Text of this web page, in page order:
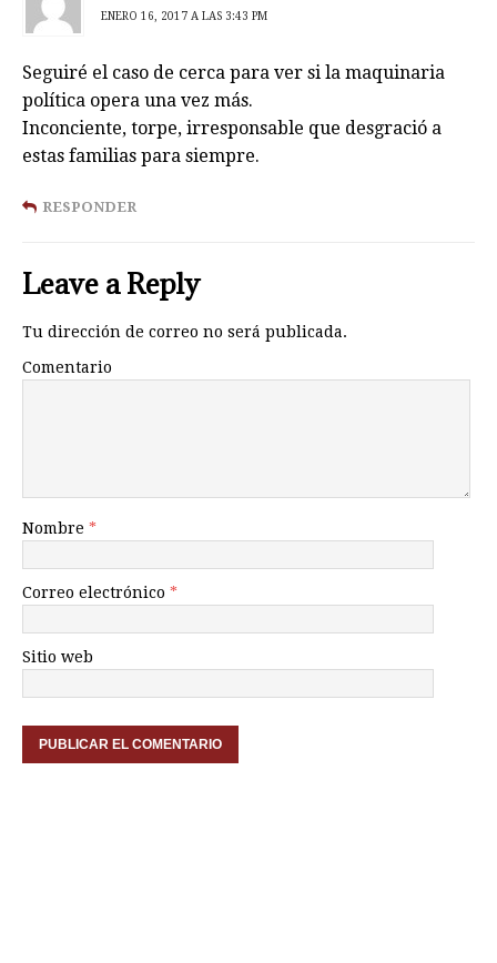
ENERO 16, 2017 A LAS 3:43 PM
Seguiré el caso de cerca para ver si la maquinaria
política opera una vez más.
Inconciente, torpe, irresponsable que desgració a
estas familias para siempre.
RESPONDER
Leave a Reply
Tu dirección de correo no será publicada.
Comentario
Nombre *
Correo electrónico *
Sitio web